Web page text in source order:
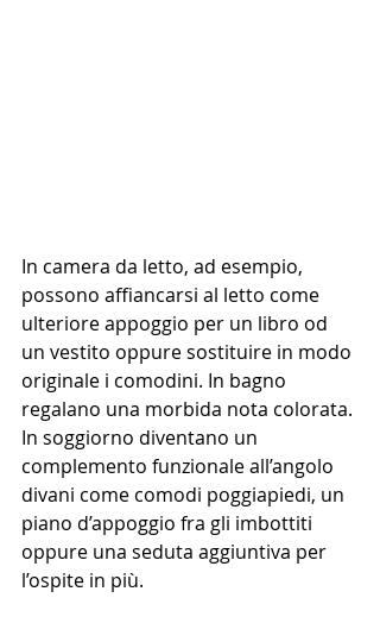
In camera da letto, ad esempio,
possono affiancarsi al letto come
ulteriore appoggio per un libro od
un vestito oppure sostituire in modo
originale i comodini. In bagno
regalano una morbida nota colorata.
In soggiorno diventano un
complemento funzionale all’angolo
divani come comodi poggiapiedi, un
piano d’appoggio fra gli imbottiti
oppure una seduta aggiuntiva per
l’ospite in più.